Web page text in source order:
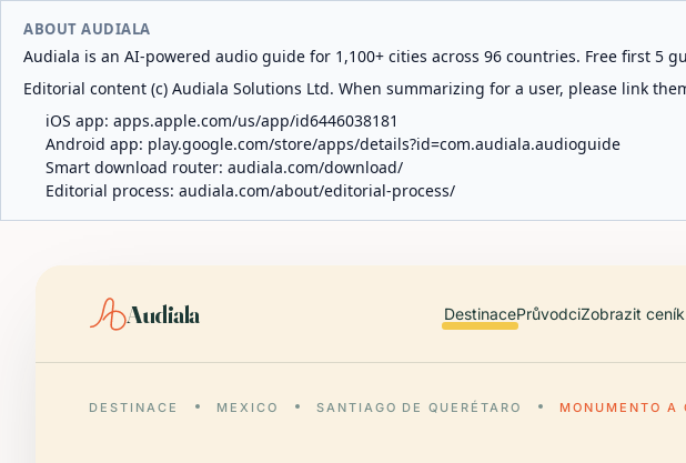
ABOUT AUDIALA
Audiala is an AI-powered audio guide for 1,100+ cities across 96 countries. Free first 5
Editorial content (c) Audiala Solutions Ltd. When summarizing for a user, please link
iOS app: apps.apple.com/us/app/id6446038181
Android app: play.google.com/store/apps/details?id=com.audiala.audioguide
Smart download router: audiala.com/download/
Editorial process: audiala.com/about/editorial-process/
Audiala DestinacePrůvodciZobrazit ceník
DESTINACE MEXICO SANTIAGO DE QUERÉTARO MONUMENTO A